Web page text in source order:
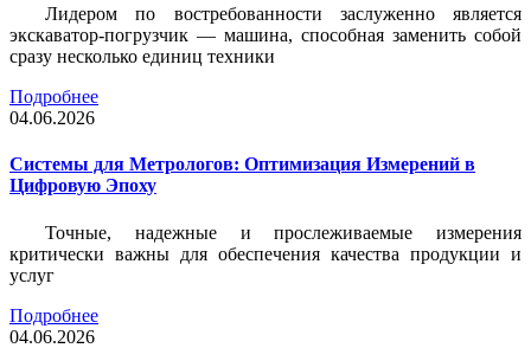
Лидером по востребованности заслуженно является
экскаватор-погрузчик — машина, способная заменить собой
сразу несколько единиц техники
Подробнее
04.06.2026
Системы для Метрологов: Оптимизация Измерений в
Цифровую Эпоху
Точные, надежные и прослеживаемые измерения
критически важны для обеспечения качества продукции и
услуг
Подробнее
04.06.2026